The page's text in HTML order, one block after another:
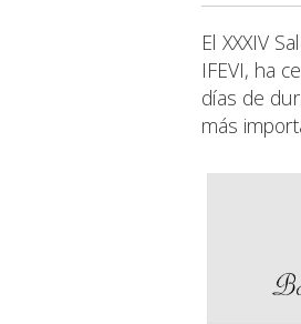
El XXXIV
IFEVI, ha
días de
más